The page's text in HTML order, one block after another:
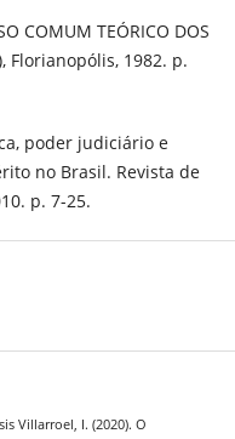
COMUM TEÓRICO DOS
Florianopólis, 1982. p.
poder judiciário e
no Brasil. Revista de
p. 7-25.
Villarroel, I. (2020). O